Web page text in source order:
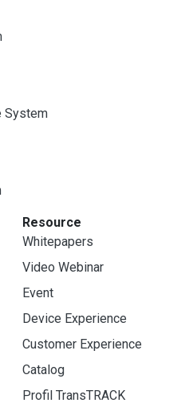
System
Resource
Whitepapers
Video Webinar
Event
Device Experience
Customer Experience
Catalog
Profil TransTRACK